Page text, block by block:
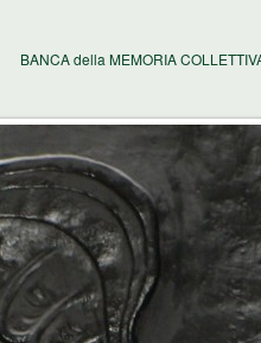
BANCA della MEMORIA